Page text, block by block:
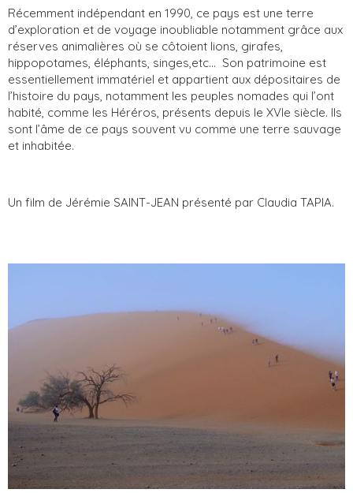
Récemment indépendant en 1990, ce pays est une terre
d’exploration et de voyage inoubliable notamment grâce aux
réserves animalières où se côtoient lions, girafes,
hippopotames, éléphants, singes,etc... Son patrimoine est
essentiellement immatériel et appartient aux dépositaires de
l’histoire du pays, notamment les peuples nomades qui l’ont
habité, comme les Héréros, présents depuis le XVIe siècle. Ils
sont l’âme de ce pays souvent vu comme une terre sauvage
et inhabitée.
Un film de Jérémie SAINT-JEAN présenté par Claudia TAPIA.